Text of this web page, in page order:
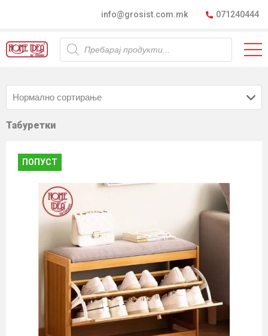
info@grosist.com.mk 071240444
Products
search
Табуретки
ПОПУСТ